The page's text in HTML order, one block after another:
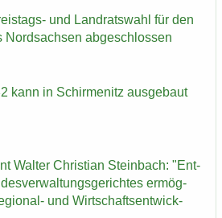
und Land­rats­wahl für den
Nord­sach­sen ab­ge­schlos­sen
kann in Schir­menitz aus­ge­baut
Wal­ter Chris­ti­an Stein­bach: "Ent­
er­mög­
und Wirt­schafts­ent­wick­